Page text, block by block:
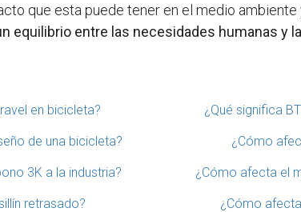
que esta puede tener en el medio ambiente
equilibrio entre las necesidades humanas y
en bicicleta? ¿Qué significa
de una bicicleta? ¿Cómo
3K a la industria? ¿Cómo afecta el
retrasado? ¿Cómo